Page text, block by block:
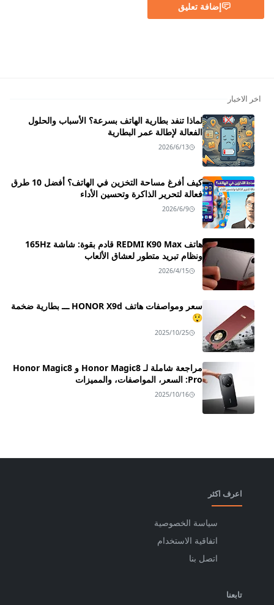
إضافة تعليق
اخر الاخبار
لماذا تنفد بطارية الهاتف بسرعة؟ الأسباب والحلول
الفعالة لإطالة عمر البطارية
2026/6/13
كيف أفرغ مساحة التخزين في الهاتف؟ أفضل 10 طرق
فعالة لتحرير الذاكرة وتحسين الأداء
2026/6/9
هاتف REDMI K90 Max قادم بقوة: شاشة 165Hz
ونظام تبريد متطور لعشاق الألعاب
2026/4/15
سعر ومواصفات هاتف HONOR X9d ـــ بطارية ضخمة
😲
2025/10/25
مراجعة شاملة لـ Honor Magic8 و Honor Magic8
Pro: السعر، المواصفات، والمميزات
2025/10/16
اعرف اكثر
سياسة الخصوصية
اتفاقية الاستخدام
اتصل بنا
تابعنا